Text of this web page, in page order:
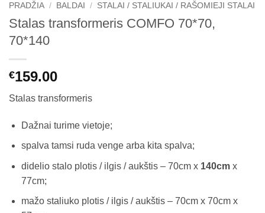
PRADŽIA / BALDAI / STALAI / STALIUKAI / RAŠOMIEJI STALAI
Stalas transformeris COMFO 70*70,
70*140
€159.00
Stalas transformeris
Dažnai turime vietoje;
spalva tamsi ruda venge arba kita spalva;
didelio stalo plotis / ilgis / aukštis – 70cm x 140cmx
77cm;
mažo staliuko plotis / ilgis / aukštis – 70cm x 70cm x